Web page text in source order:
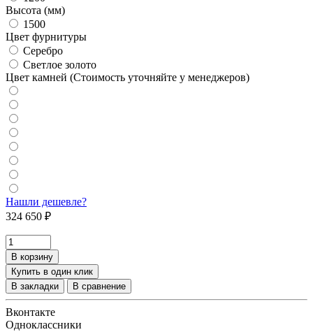
Высота (мм)
1500
Цвет фурнитуры
Серебро
Светлое золото
Цвет камней (Стоимость уточняйте у менеджеров)
Нашли дешевле?
324 650 ₽
В корзину
Купить в один клик
В закладки
В сравнение
Вконтакте
Одноклассники